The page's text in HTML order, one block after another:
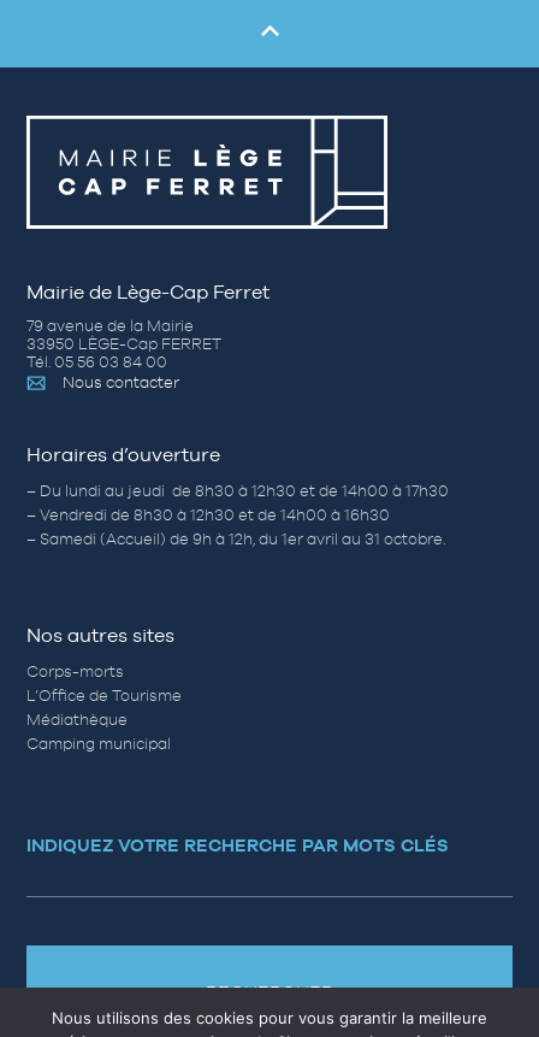
Mairie de Lège-Cap Ferret
79 avenue de la Mairie
33950 LÈGE-Cap FERRET
Tél. 05 56 03 84 00
Nous contacter
Horaires d’ouverture
– Du lundi au jeudi de 8h30 à 12h30 et de 14h00 à 17h30
– Vendredi de 8h30 à 12h30 et de 14h00 à 16h30
– Samedi (Accueil) de 9h à 12h, du 1er avril au 31 octobre.
Nos autres sites
Corps-morts
L’Office de Tourisme
Médiathèque
Camping municipal
INDIQUEZ VOTRE RECHERCHE PAR MOTS CLÉS
RECHERCHER
Nous utilisons des cookies pour vous garantir la meilleure